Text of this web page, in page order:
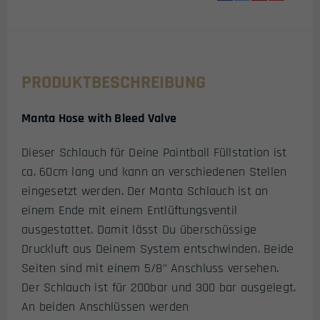
PRODUKTBESCHREIBUNG
Manta Hose with Bleed Valve
Dieser Schlauch für Deine Paintball Füllstation ist
ca. 60cm lang und kann an verschiedenen Stellen
eingesetzt werden. Der Manta Schlauch ist an
einem Ende mit einem Entlüftungsventil
ausgestattet. Damit lässt Du überschüssige
Druckluft aus Deinem System entschwinden. Beide
Seiten sind mit einem 5/8" Anschluss versehen.
Der Schlauch ist für 200bar und 300 bar ausgelegt.
An beiden Anschlüssen werden